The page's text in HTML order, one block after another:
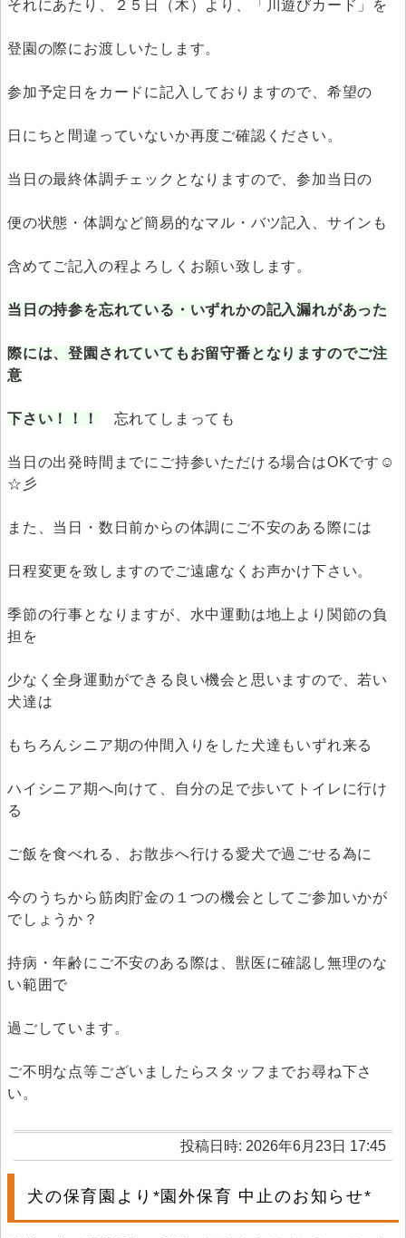
それにあたり、２５日（木）より、「川遊びカード」を
登園の際にお渡しいたします。
参加予定日をカードに記入しておりますので、希望の
日にちと間違っていないか再度ご確認ください。
当日の最終体調チェックとなりますので、参加当日の
便の状態・体調など簡易的なマル・バツ記入、サインも
含めてご記入の程よろしくお願い致します。
当日の持参を忘れている・いずれかの記入漏れがあった
際には、登園されていてもお留守番となりますのでご注
意
下さい！！！ 忘れてしまっても
当日の出発時間までにご持参いただける場合はOKです☺
☆彡
また、当日・数日前からの体調にご不安のある際には
日程変更を致しますのでご遠慮なくお声かけ下さい。
季節の行事となりますが、水中運動は地上より関節の負
担を
少なく全身運動ができる良い機会と思いますので、若い
犬達は
もちろんシニア期の仲間入りをした犬達もいずれ来る
ハイシニア期へ向けて、自分の足で歩いてトイレに行け
る
ご飯を食べれる、お散歩へ行ける愛犬で過ごせる為に
今のうちから筋肉貯金の１つの機会としてご参加いかが
でしょうか？
持病・年齢にご不安のある際は、獣医に確認し無理のな
い範囲で
過ごしています。
ご不明な点等ございましたらスタッフまでお尋ね下さ
い。
投稿日時: 2026年6月23日 17:45
犬の保育園より*園外保育 中止のお知らせ*